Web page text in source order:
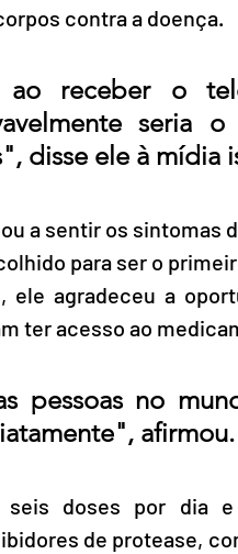
contra a doença.
receber o
seria
disse ele à mídia
a sentir os sintomas
para ser o
ele agradeceu a
ter acesso ao
pessoas no
afirmou.
seis doses por dia
de protease,